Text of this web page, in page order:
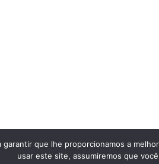
garantir que lhe proporcionamos a
usar este site, assumiremos que